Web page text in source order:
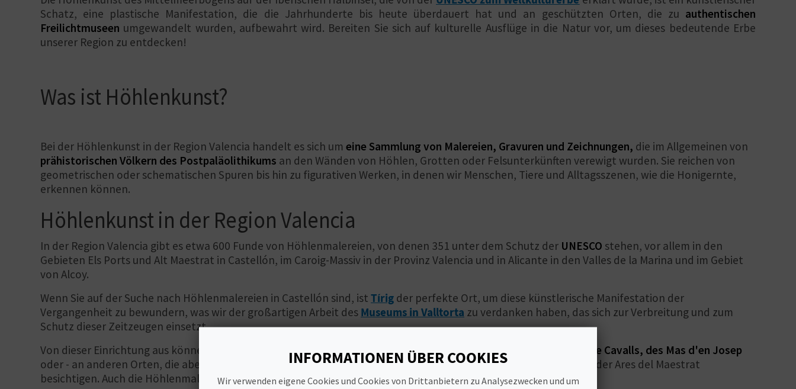
Schatz, eine plastische Manifestation, die die Jahrhunderte bis heute überdauert hat und an geschützten Orten, die zu authentischen
Freilichtmuseen umgewandelt wurden, aufbewahrt wird. Bereiten Sie sich auf kulturelle Ausflüge in die Natur vor, um dieses bedeutende Erbe
unserer Region zu entdecken!
Was ist Höhlenkunst?
Bei der Höhlenkunst in der Region Valencia handelt es sich um eine Sammlung von Malereien, Gravuren und Zeichnungen, die im Allgemeinen von
prähistorischen Völkern des Postpaläolithikums an den Wänden von Höhlen, Grotten oder Felsunterkünften verewigt wurden. Sie reichen von
geometrischen oder schematischen Spuren bis hin zu figurativen Werken, in denen wir Menschen, Tiere und Alltagsszenen, wie die Honigernte,
erkennen können.
Höhlenkunst in der Region Valencia
In der Region Valencia gibt es etwa 600 Funde von Höhlenmalereien, von denen 351 unter dem Schutz der UNESCO stehen, vor allem in den
Gebieten Els Ports und Alt Maestrat in Castellón, im Caroig-Massiv in der Provinz Valencia und in Alicante in den Valles de la Marina und im Gebiet
von Alcoy.
Wenn Sie auf der Suche nach Höhlenmalereien in Castellón sind, ist Tírig der perfekte Ort, um diese künstlerische Manifestation der
Vergangenheit zu bewundern, was wir der großartigen Arbeit des Museums in Valltorta zu verdanken haben, das sich zur Verbreitung und zum
Schutz dieser Zeitzeugen einsetzt.
Von dieser Einrichtung aus können Sie auf Routen mit unterschiedlichem Schwierigkeitsgrad die Funde de
r Cova de Cavalls, des Mas d'en Josep
oder - an anderen Orten, die aber vom selben Museum verwaltet werden - die von Coves de Vinromà, Albocàsser oder Ares del Maestrat
besichtigen. Auch die Höhlenmalereien von Morella la Vella sollten Sie in Ihre Route einbeziehen!
INFORMATIONEN ÜBER COOKIES
Wir verwenden eigene Cookies und Cookies von Drittanbietern zu Analysezwecken und um